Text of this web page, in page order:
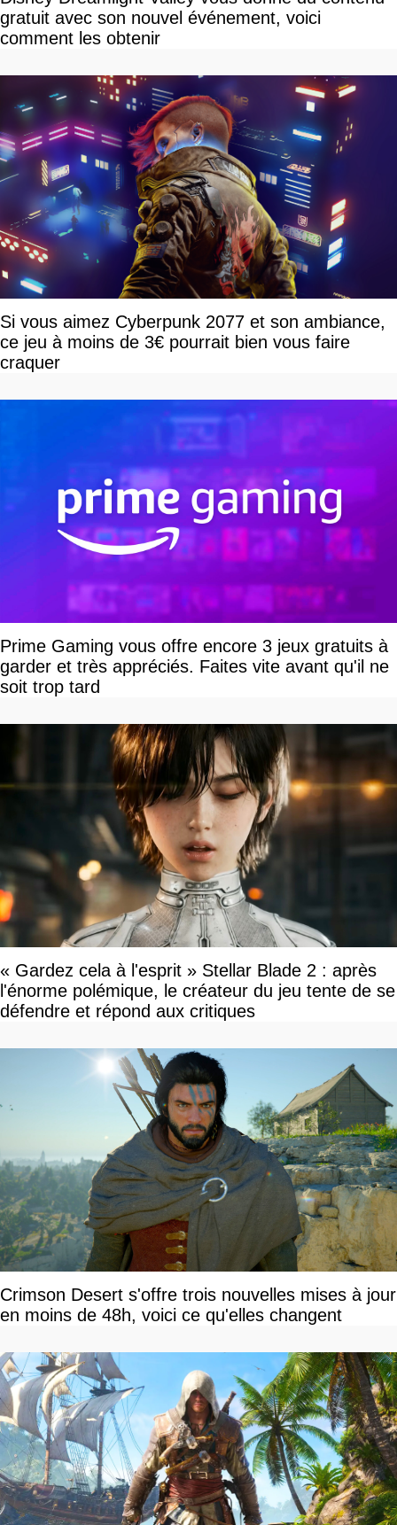
gratuit avec son nouvel événement, voici
comment les obtenir
Si vous aimez Cyberpunk 2077 et son ambiance,
ce jeu à moins de 3€ pourrait bien vous faire
craquer
Prime Gaming vous offre encore 3 jeux gratuits à
garder et très appréciés. Faites vite avant qu'il ne
soit trop tard
« Gardez cela à l'esprit » Stellar Blade 2 : après
l'énorme polémique, le créateur du jeu tente de se
défendre et répond aux critiques
Crimson Desert s'offre trois nouvelles mises à jour
en moins de 48h, voici ce qu'elles changent